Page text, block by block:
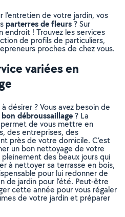
l’entretien de votre jardin, vos
parterres de fleurs? Sur
endroit ! Trouvez les services
de profils de particuliers,
proches de chez vous.
variées en
désirer ? Vous avez besoin de
débroussaillage? La
de vous mettre en
des entreprises, des
près de votre domicile. C’est
un bon nettoyage de votre
des beaux jours qui
à nettoyer sa terrasse en bois,
pour lui redonner de
de jardin pour l’été. Peut-être
cette année pour vous régaler
de votre jardin et préparer